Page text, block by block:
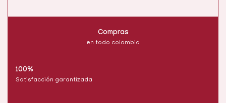
Compras
en todo colombia
100%
Satisfacción garantizada